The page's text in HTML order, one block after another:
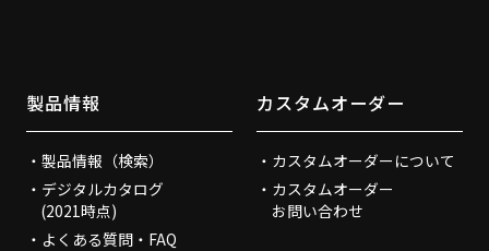
製品情報
製品情報（検索）
デジタルカタログ
(2021時点)
よくある質問・FAQ
カスタムオーダー
カスタムオーダーについて
カスタムオーダー
お問い合わせ